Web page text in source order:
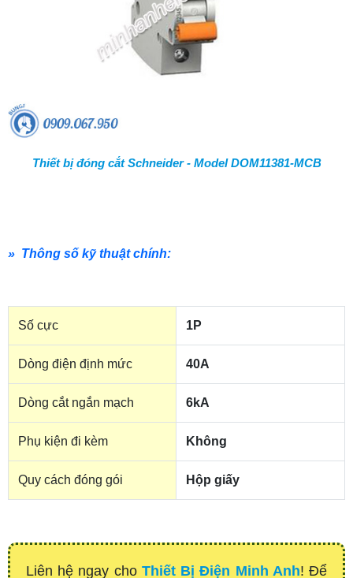
Thiết bị đóng cắt Schneider - Model DOM11381-MCB
» Thông số kỹ thuật chính:
Số cực 1P
Dòng điện định mức 40A
Dòng cắt ngắn mạch 6kA
Phụ kiện đi kèm Không
Quy cách đóng gói Hộp giấy
Liên hệ ngay cho Thiết Bị Điện Minh Anh! Để